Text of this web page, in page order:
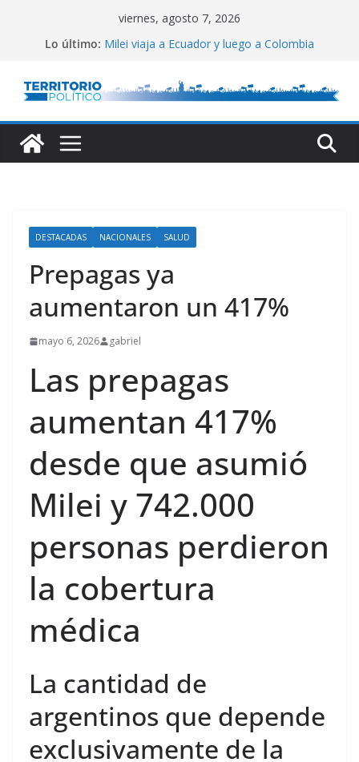
viernes, agosto 7, 2026
Lo último: Milei viaja a Ecuador y luego a Colombia
Reservas del Central: gran aumento
DESTACADAS NACIONALES SALUD
Prepagas ya
aumentaron un 417%
mayo 6, 2026 gabriel
Las prepagas
aumentan 417%
desde que asumió
Milei y 742.000
personas perdieron
la cobertura
médica
La cantidad de
argentinos que depende
exclusivamente de la